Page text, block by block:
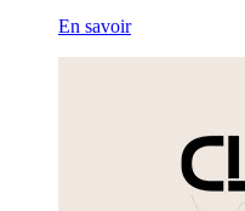
En savoir